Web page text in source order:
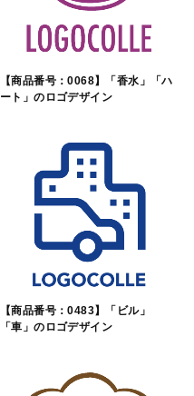
【商品番号：0068】「香水」「ハ
ート」のロゴデザイン
【商品番号：0483】「ビル」
「車」のロゴデザイン